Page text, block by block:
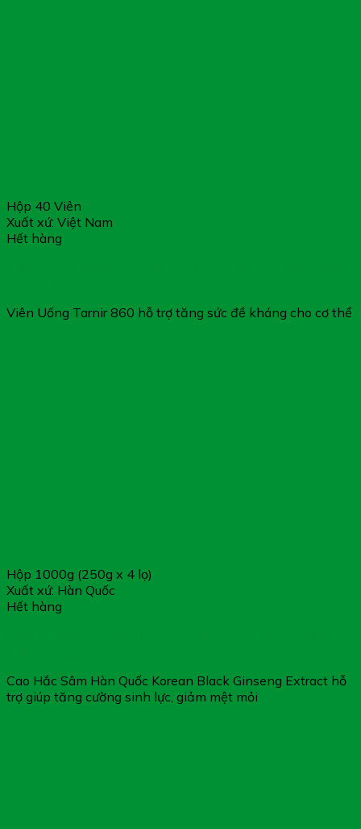
Hộp 40 Viên
Xuất xứ: Việt Nam
Hết hàng
Viên Uống Tarnir 860 hỗ trợ tăng sức đề kháng cho cơ thể
Hộp 1000g (250g x 4 lọ)
Xuất xứ: Hàn Quốc
Hết hàng
Cao Hắc Sâm Hàn Quốc Korean Black Ginseng Extract hỗ
trợ giúp tăng cường sinh lực, giảm mệt mỏi